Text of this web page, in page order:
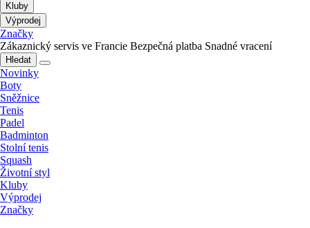
Kluby
Výprodej
Značky
Zákaznický servis ve Francie Bezpečná platba Snadné vracení
Hledat
Novinky
Boty
Sněžnice
Tenis
Padel
Badminton
Stolní tenis
Squash
Životní styl
Kluby
Výprodej
Značky